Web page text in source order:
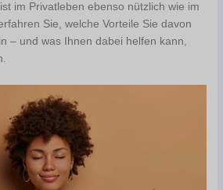
im Privatleben ebenso nützlich wie im
Sie, welche Vorteile Sie davon
– und was Ihnen dabei helfen kann,